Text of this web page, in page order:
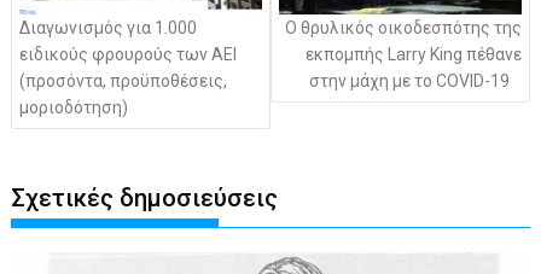
Διαγωνισμός για 1.000
ειδικούς φρουρούς των ΑΕΙ
(προσόντα, προϋποθέσεις,
μοριοδότηση)
Ο θρυλικός οικοδεσπότης της
εκπομπής Larry King πέθανε
στην μάχη με το COVID-19
Σχετικές δημοσιεύσεις